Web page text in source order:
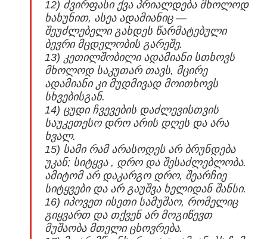
12) ძვირფასი ქვა პრიალდება მხოლოდ
ხახუნით, ასეა ადამიანიც —
შეუძლებელი გახდეს წარმატებული
ბევრი მცდელობის გარეშე.
13) კეთილშობილი ადამიანი სთხოვს
მხოლოდ საკუთარ თავს, მცირე
ადამიანი კი მუდმივად მოითხოვს
სხვებისგან.
14) ცუდი ჩვევების დაძლევისთვის
საუკეთესო დრო არის დღეს და არა
ხვალ.
15) სამი რამ არასოდეს არ ბრუნდება
უკან; სიტყვა , დრო და შესაძლებლობა.
ამიტომ არ დაკარგო დრო, შეარჩიე
სიტყვები და არ გაუშვა ხელიდან შანსი.
16) იპოვეთ ისეთი სამუშაო, რომელიც
გიყვართ და თქვენ არ მოგიწევთ
მუშაობა მთელი ცხოვრება.